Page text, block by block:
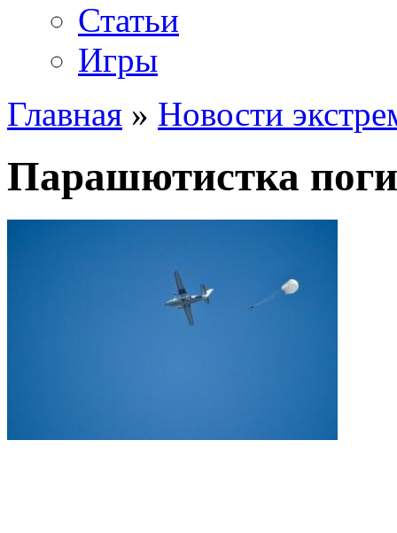
Статьи
Игры
Главная » Новости
Парашютистка